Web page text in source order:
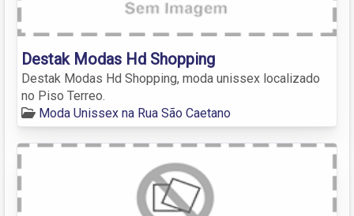
Destak Modas Hd Shopping
Destak Modas Hd Shopping, moda unissex localizado
no Piso Terreo.
Moda Unissex na Rua São Caetano